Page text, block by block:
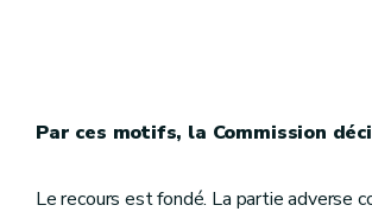
Par ces motifs, la Commission
Le recours est fondé. La partie adverse